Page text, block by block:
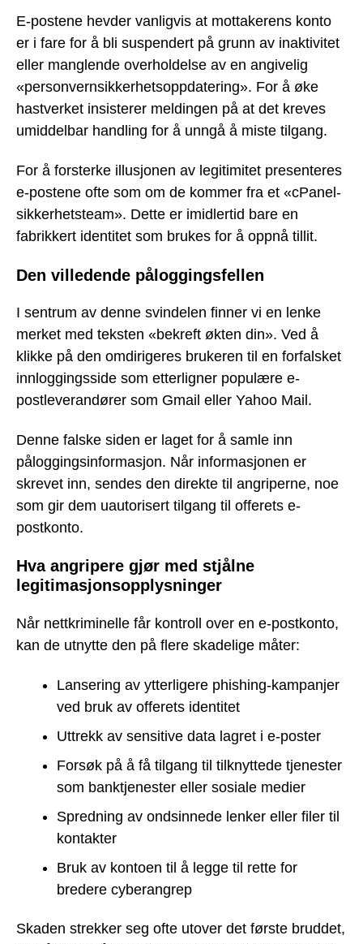
E-postene hevder vanligvis at mottakerens konto
er i fare for å bli suspendert på grunn av inaktivitet
eller manglende overholdelse av en angivelig
«personvernsikkerhetsoppdatering». For å øke
hastverket insisterer meldingen på at det kreves
umiddelbar handling for å unngå å miste tilgang.
For å forsterke illusjonen av legitimitet presenteres
e-postene ofte som om de kommer fra et «cPanel-
sikkerhetsteam». Dette er imidlertid bare en
fabrikkert identitet som brukes for å oppnå tillit.
Den villedende påloggingsfellen
I sentrum av denne svindelen finner vi en lenke
merket med teksten «bekreft økten din». Ved å
klikke på den omdirigeres brukeren til en forfalsket
innloggingsside som etterligner populære e-
postleverandører som Gmail eller Yahoo Mail.
Denne falske siden er laget for å samle inn
påloggingsinformasjon. Når informasjonen er
skrevet inn, sendes den direkte til angriperne, noe
som gir dem uautorisert tilgang til offerets e-
postkonto.
Hva angripere gjør med stjålne
legitimasjonsopplysninger
Når nettkriminelle får kontroll over en e-postkonto,
kan de utnytte den på flere skadelige måter:
Lansering av ytterligere phishing-kampanjer
ved bruk av offerets identitet
Uttrekk av sensitive data lagret i e-poster
Forsøk på å få tilgang til tilknyttede tjenester
som banktjenester eller sosiale medier
Spredning av ondsinnede lenker eller filer til
kontakter
Bruk av kontoen til å legge til rette for
bredere cyberangrep
Skaden strekker seg ofte utover det første bruddet,